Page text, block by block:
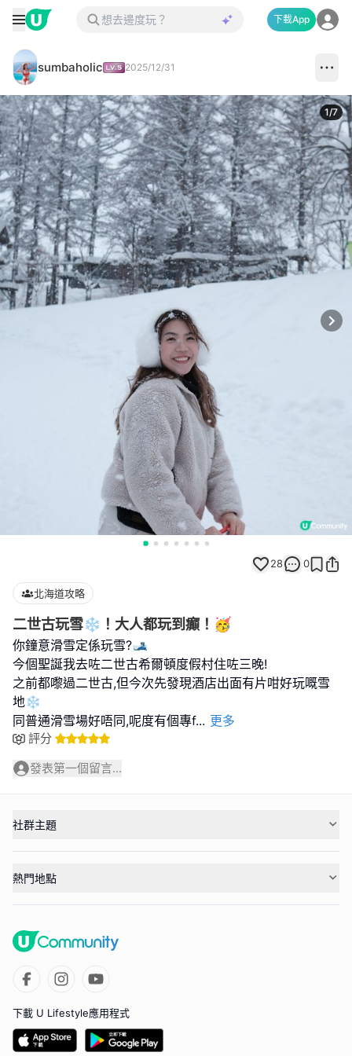
下載App
sumbaholic 2025/12/31
1/7
28 0
北海道攻略
二世古玩雪❄️！大人都玩到癲！🥳
你鐘意滑雪定係玩雪?🎿
今個聖誕我去咗二世古希爾頓度假村住咗三晚!
之前都嚟過二世古,但今次先發現酒店出面有片咁好玩嘅雪
地❄️
同普通滑雪場好唔同,呢度有個專f... 更多
評分
發表第一個留言...
社群主題
熱門地點
下載 U Lifestyle應用程式